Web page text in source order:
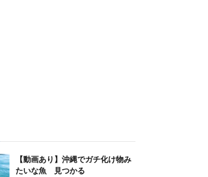
【動画あり】沖縄でガチ化け物み
たいな魚 見つかる